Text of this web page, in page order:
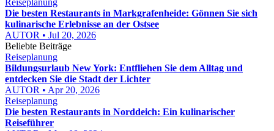
Reiseplanung
Die besten Restaurants in Markgrafenheide: Gönnen Sie sich
kulinarische Erlebnisse an der Ostsee
AUTOR • Jul 20, 2026
Beliebte Beiträge
Reiseplanung
Bildungsurlaub New York: Entfliehen Sie dem Alltag und
entdecken Sie die Stadt der Lichter
AUTOR • Apr 20, 2026
Reiseplanung
Die besten Restaurants in Norddeich: Ein kulinarischer
Reiseführer